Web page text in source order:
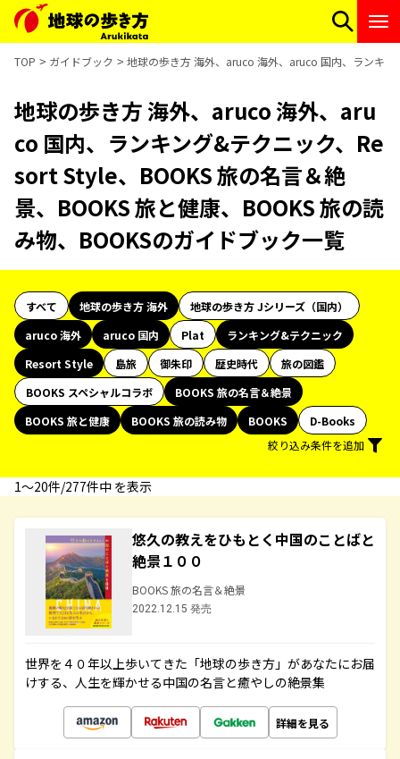
TOP ガイドブック 地球の歩き方 海外、aruco 海外、aruco 国内、ランキン
地球の歩き方 海外、aruco 海外、aru
co 国内、ランキング&テクニック、Re
sort Style、BOOKS 旅の名言＆絶
景、BOOKS 旅と健康、BOOKS 旅の読
み物、BOOKSのガイドブック一覧
すべて 地球の歩き方 海外
地球の歩き方 Jシリーズ（国内）
aruco 海外
aruco 国内 Plat
ランキング&テクニック
Resort Style
島旅 御朱印 歴史時代
旅の図鑑
BOOKS スペシャルコラボ
BOOKS 旅の名言＆絶景
BOOKS 旅と健康
BOOKS 旅の読み物 BOOKS
D-Books
絞り込み条件を追加
1〜20件/277件中 を表示
悠久の教えをひもとく中国のことばと
絶景１００
BOOKS 旅の名言＆絶景
2022.12.15 発売
世界を４０年以上歩いてきた「地球の歩き方」があなたにお届
けする、人生を輝かせる中国の名言と癒やしの絶景集
詳細を見る